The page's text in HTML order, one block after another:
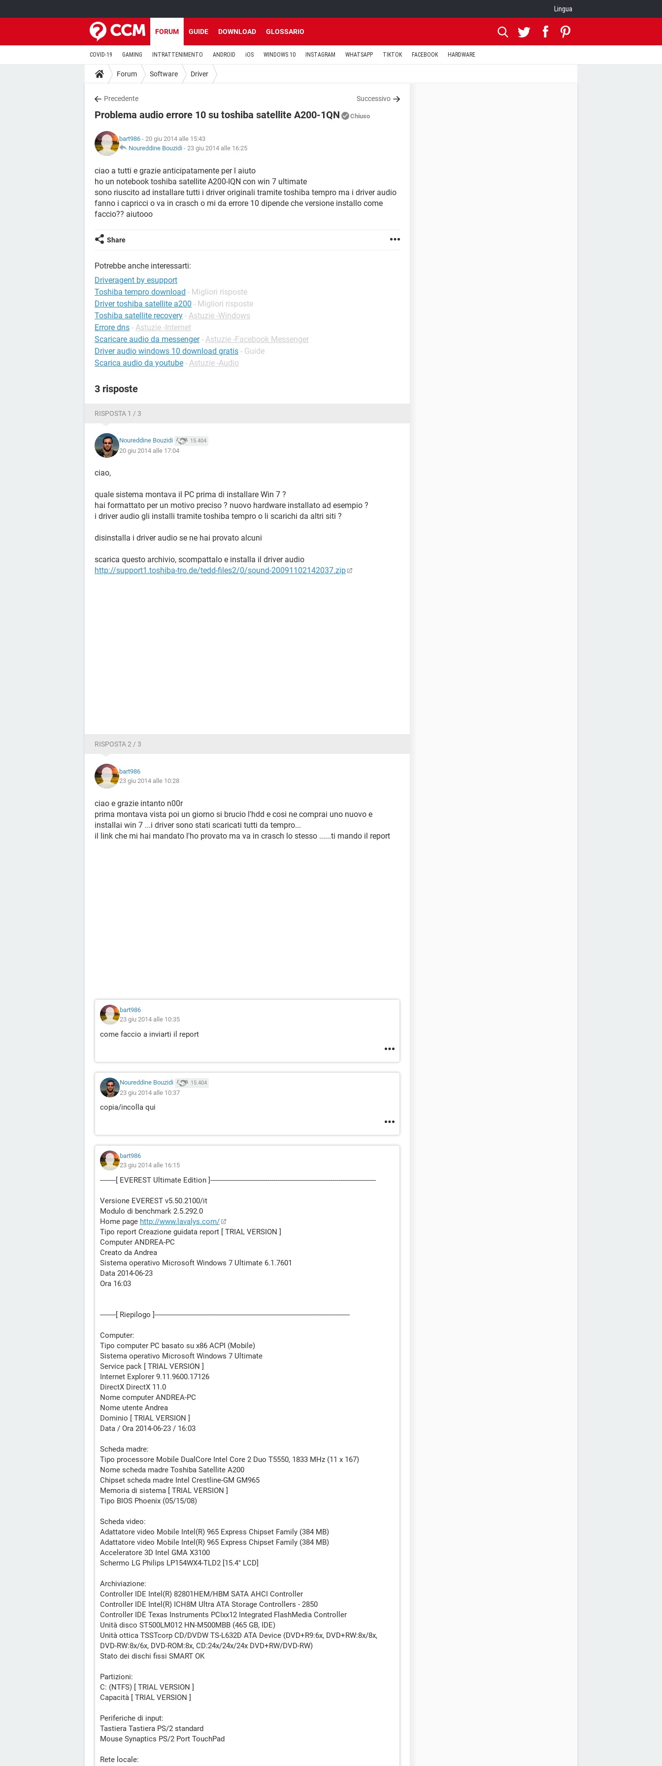
Lingua
FORUM GUIDE DOWNLOAD GLOSSARIO
COVID-19 GAMING INTRATTENIMENTO ANDROID iOS WINDOWS 10 INSTAGRAM WHATSAPP TIKTOK FACEBOOK HARDWARE
Forum Software Driver
Precedente Successivo
Problema audio errore 10 su toshiba satellite A200-1QN Chiuso
bart986 - 20 giu 2014 alle 15:43
Noureddine Bouzidi - 23 giu 2014 alle 16:25
ciao a tutti e grazie anticipatamente per l aiuto
ho un notebook toshiba satellite A200-IQN con win 7 ultimate
sono riuscito ad installare tutti i driver originali tramite toshiba tempro ma i driver audio
fanno i capricci o va in crasch o mi da errore 10 dipende che versione installo come
faccio?? aiutooo
Share
Potrebbe anche interessarti:
Driveragent by esupport
Toshiba tempro download - Migliori risposte
Driver toshiba satellite a200 - Migliori risposte
Toshiba satellite recovery - Astuzie -Windows
Errore dns - Astuzie -Internet
Scaricare audio da messenger - Astuzie -Facebook Messenger
Driver audio windows 10 download gratis - Guide
Scarica audio da youtube - Astuzie -Audio
3 risposte
RISPOSTA 1 / 3
Noureddine Bouzidi 15.404
20 giu 2014 alle 17:04
ciao,
quale sistema montava il PC prima di installare Win 7 ?
hai formattato per un motivo preciso ? nuovo hardware installato ad esempio ?
i driver audio gli installi tramite toshiba tempro o li scarichi da altri siti ?
disinstalla i driver audio se ne hai provato alcuni
scarica questo archivio, scompattalo e installa il driver audio
http://support1.toshiba-tro.de/tedd-files2/0/sound-20091102142037.zip
RISPOSTA 2 / 3
bart986
23 giu 2014 alle 10:28
ciao e grazie intanto n00r
prima montava vista poi un giorno si brucio l'hdd e cosi ne comprai uno nuovo e
installai win 7 ...i driver sono stati scaricati tutti da tempro...
il link che mi hai mandato l'ho provato ma va in crasch lo stesso ......ti mando il report
bart986
23 giu 2014 alle 10:35
come faccio a inviarti il report
Noureddine Bouzidi 15.404
23 giu 2014 alle 10:37
copia/incolla qui
bart986
23 giu 2014 alle 16:15
--------[ EVEREST Ultimate Edition ]------------------------------------------------------------------------------------
Versione EVEREST v5.50.2100/it
Modulo di benchmark 2.5.292.0
Home page http://www.lavalys.com/
Tipo report Creazione guidata report [ TRIAL VERSION ]
Computer ANDREA-PC
Creato da Andrea
Sistema operativo Microsoft Windows 7 Ultimate 6.1.7601
Data 2014-06-23
Ora 16:03
--------[ Riepilogo ]---------------------------------------------------------------------------------------------------
Computer:
Tipo computer PC basato su x86 ACPI (Mobile)
Sistema operativo Microsoft Windows 7 Ultimate
Service pack [ TRIAL VERSION ]
Internet Explorer 9.11.9600.17126
DirectX DirectX 11.0
Nome computer ANDREA-PC
Nome utente Andrea
Dominio [ TRIAL VERSION ]
Data / Ora 2014-06-23 / 16:03
Scheda madre:
Tipo processore Mobile DualCore Intel Core 2 Duo T5550, 1833 MHz (11 x 167)
Nome scheda madre Toshiba Satellite A200
Chipset scheda madre Intel Crestline-GM GM965
Memoria di sistema [ TRIAL VERSION ]
Tipo BIOS Phoenix (05/15/08)
Scheda video:
Adattatore video Mobile Intel(R) 965 Express Chipset Family (384 MB)
Adattatore video Mobile Intel(R) 965 Express Chipset Family (384 MB)
Acceleratore 3D Intel GMA X3100
Schermo LG Philips LP154WX4-TLD2 [15.4" LCD]
Archiviazione:
Controller IDE Intel(R) 82801HEM/HBM SATA AHCI Controller
Controller IDE Intel(R) ICH8M Ultra ATA Storage Controllers - 2850
Controller IDE Texas Instruments PCIxx12 Integrated FlashMedia Controller
Unità disco ST500LM012 HN-M500MBB (465 GB, IDE)
Unità ottica TSSTcorp CD/DVDW TS-L632D ATA Device (DVD+R9:6x, DVD+RW:8x/8x,
DVD-RW:8x/6x, DVD-ROM:8x, CD:24x/24x/24x DVD+RW/DVD-RW)
Stato dei dischi fissi SMART OK
Partizioni:
C: (NTFS) [ TRIAL VERSION ]
Capacità [ TRIAL VERSION ]
Periferiche di input:
Tastiera Tastiera PS/2 standard
Mouse Synaptics PS/2 Port TouchPad
Rete locale: